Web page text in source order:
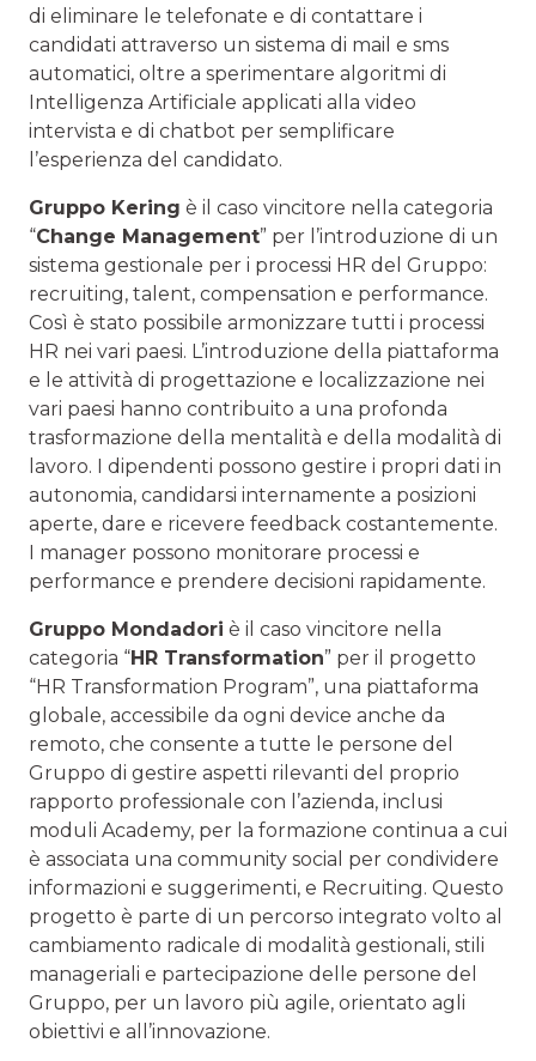
di eliminare le telefonate e di contattare i
candidati attraverso un sistema di mail e sms
automatici, oltre a sperimentare algoritmi di
Intelligenza Artificiale applicati alla video
intervista e di chatbot per semplificare
l’esperienza del candidato.
Gruppo Kering è il caso vincitore nella categoria
“Change Management” per l’introduzione di un
sistema gestionale per i processi HR del Gruppo:
recruiting, talent, compensation e performance.
Così è stato possibile armonizzare tutti i processi
HR nei vari paesi. L’introduzione della piattaforma
e le attività di progettazione e localizzazione nei
vari paesi hanno contribuito a una profonda
trasformazione della mentalità e della modalità di
lavoro. I dipendenti possono gestire i propri dati in
autonomia, candidarsi internamente a posizioni
aperte, dare e ricevere feedback costantemente.
I manager possono monitorare processi e
performance e prendere decisioni rapidamente.
Gruppo Mondadori è il caso vincitore nella
categoria “HR Transformation” per il progetto
“HR Transformation Program”, una piattaforma
globale, accessibile da ogni device anche da
remoto, che consente a tutte le persone del
Gruppo di gestire aspetti rilevanti del proprio
rapporto professionale con l’azienda, inclusi
moduli Academy, per la formazione continua a cui
è associata una community social per condividere
informazioni e suggerimenti, e Recruiting. Questo
progetto è parte di un percorso integrato volto al
cambiamento radicale di modalità gestionali, stili
manageriali e partecipazione delle persone del
Gruppo, per un lavoro più agile, orientato agli
obiettivi e all’innovazione.